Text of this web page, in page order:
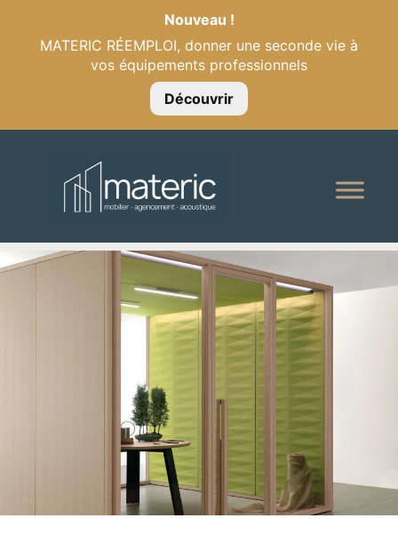
Nouveau !
MATERIC RÉEMPLOI, donner une seconde vie à
vos équipements professionnels
Découvrir